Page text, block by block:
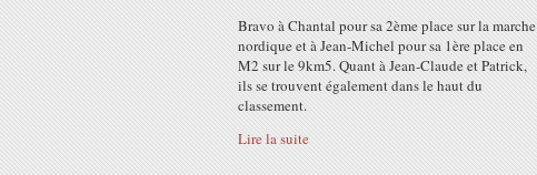
Bravo à Chantal pour sa 2ème place sur la marche
nordique et à Jean-Michel pour sa 1ère place en
M2 sur le 9km5. Quant à Jean-Claude et Patrick,
ils se trouvent également dans le haut du
classement.
Lire la suite